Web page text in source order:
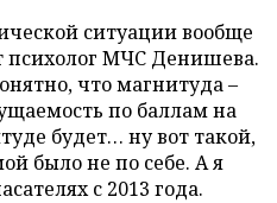
ситуации вообще
психолог МЧС Денишева.
что магнитуда –
по баллам на
будет… ну вот такой,
было не по себе. А я
с 2013 года.